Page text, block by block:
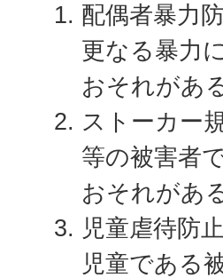
配偶者暴力
更なる暴力
おそれがある
ストーカー
等の被害者
おそれがある
児童虐待防
児童である